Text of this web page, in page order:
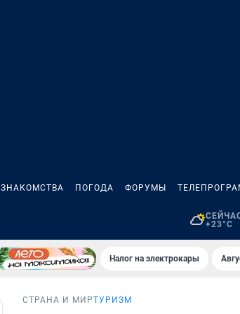
ЗНАКОМСТВА ПОГОДА ФОРУМЫ
+23°C
Налог на электрокары
СТРАНА И МИРТУРИЗМ